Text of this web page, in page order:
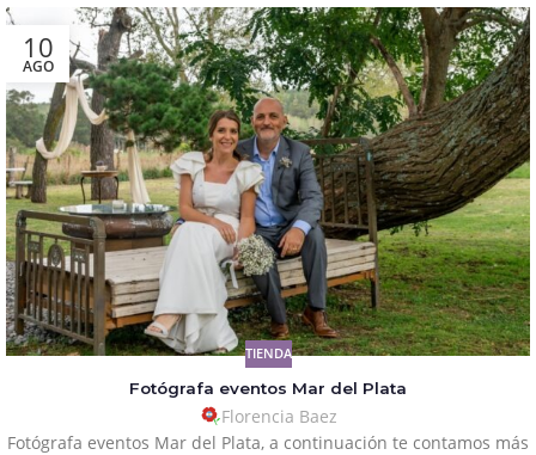
10
AGO
TIENDA
Fotógrafa eventos Mar del Plata
Florencia Baez
Fotógrafa eventos Mar del Plata, a continuación te contamos más